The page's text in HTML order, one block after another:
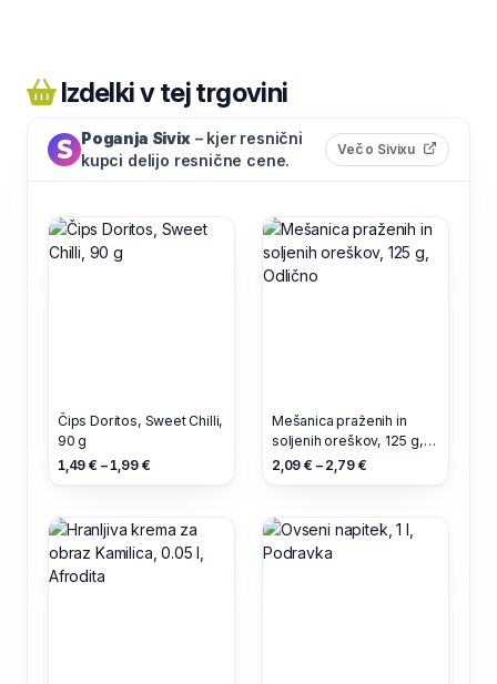
Izdelki v tej trgovini
Poganja Sivix – kjer resnični
kupci delijo resnične cene.
Več o Sivixu (odpre
Čips Doritos, Sweet Chilli,
90 g
1,49 € – 1,99 €
Mešanica praženih in
soljenih oreškov, 125 g,
Odlično
2,09 € – 2,79 €